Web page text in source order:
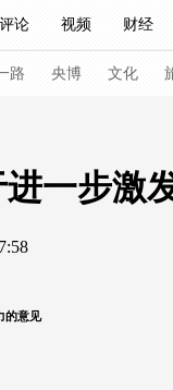
评论 视频 财经
人 央视快评 习
听音 微视频
Монгол
路 央博 文化
论
一步激
的意见